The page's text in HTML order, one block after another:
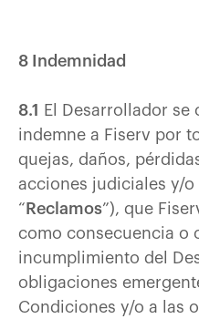
8 Indemnidad
8.1
El Desarrollador se
indemne a Fiserv por
quejas, daños,
acciones judiciales y/
“ Reclamos”), que
como consecuencia o
incumplimiento del
obligaciones
Condiciones y/o a las